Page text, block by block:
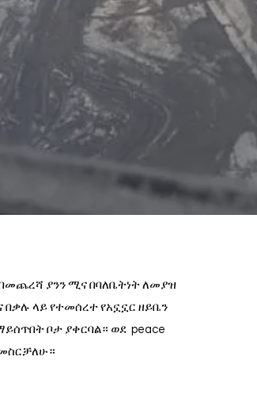
ያንን ሚና በባለቤትነት ለመያዝ
ላይ የተመሰረተ የአኗኗር ዘይቤን
ቦታ ያቀርባል። ወደ peace